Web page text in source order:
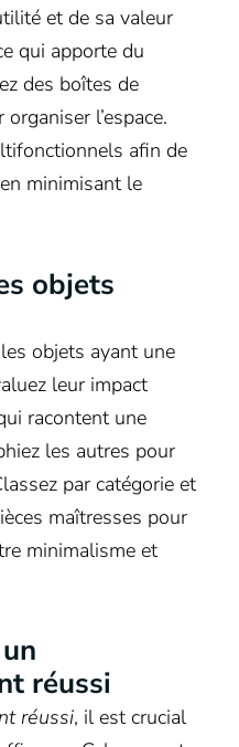
et de sa valeur
qui apporte du
des boîtes de
l’espace.
afin de
minimisant le
objets
objets ayant une
leur impact
racontent une
les autres pour
par catégorie et
maîtresses pour
minimalisme et
réussi
réussi, il est crucial